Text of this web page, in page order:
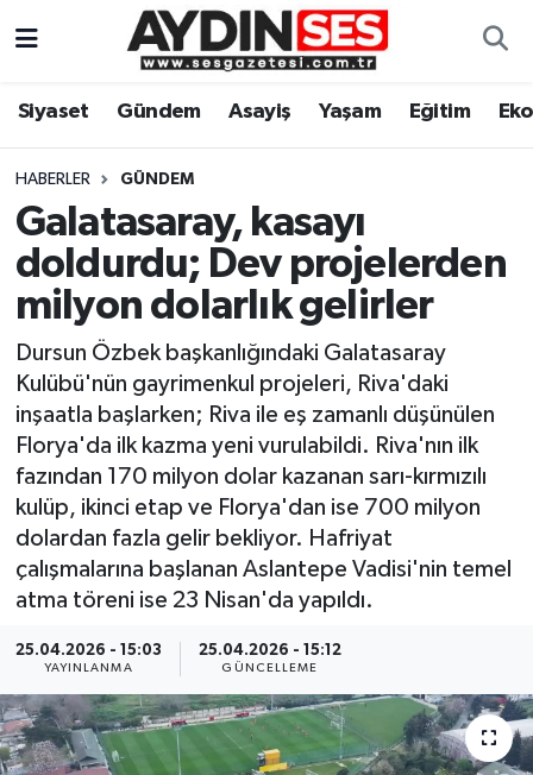
Siyaset Gündem Asayiş Yaşam Eğitim
HABERLER GÜNDEM
Galatasaray, kasayı
doldurdu; Dev projelerden
milyon dolarlık gelirler
Dursun Özbek başkanlığındaki Galatasaray
Kulübü'nün gayrimenkul projeleri, Riva'daki
inşaatla başlarken; Riva ile eş zamanlı düşünülen
Florya'da ilk kazma yeni vurulabildi. Riva'nın ilk
fazından 170 milyon dolar kazanan sarı-kırmızılı
kulüp, ikinci etap ve Florya'dan ise 700 milyon
dolardan fazla gelir bekliyor. Hafriyat
çalışmalarına başlanan Aslantepe Vadisi'nin temel
atma töreni ise 23 Nisan'da yapıldı.
25.04.2026 - 15:03
YAYINLANMA
25.04.2026 - 15:12
GÜNCELLEME
Gündem
Siyaset
Ekonomi
Yaşam
Eğitim
Kültür Sanat
Spor
Aydın Hava Durumu
Aydin Namaz Vakitleri
Aydın Trafik Yoğunluk Haritası
Süper Lig Puan Durumu ve Fikstür
Tüm Manşetler
Son Dakika Haberleri
Haber Arşivi